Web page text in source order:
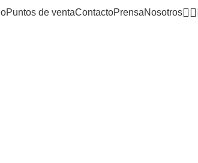
Puntos de ventaContactoPrensaNosotros